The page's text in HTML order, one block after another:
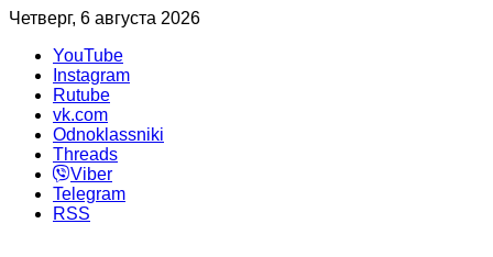
Четверг, 6 августа 2026
YouTube
Instagram
Rutube
vk.com
Odnoklassniki
Threads
Viber
Telegram
RSS